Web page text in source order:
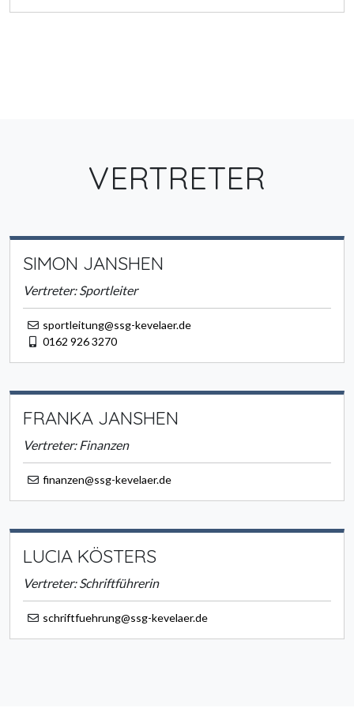
VERTRETER
SIMON JANSHEN
Vertreter: Sportleiter
sportleitung@ssg-kevelaer.de
0162 926 3270
FRANKA JANSHEN
Vertreter: Finanzen
finanzen@ssg-kevelaer.de
LUCIA KÖSTERS
Vertreter: Schriftführerin
schriftfuehrung@ssg-kevelaer.de